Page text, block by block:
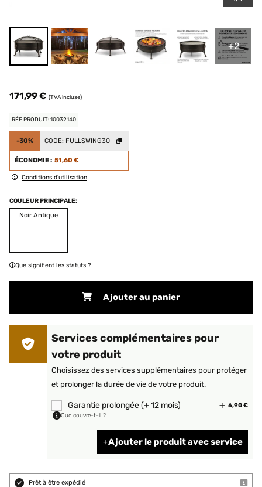
+2
171,99 € (TVA incluse)
RÉF PRODUIT: 10032140
-30% CODE: FULLSWING30
ÉCONOMIE : 51,60 €
Conditions d'utilisation
COULEUR PRINCIPALE:
Noir Antique
Que signifient les statuts ?
Ajouter au panier
Services complémentaires pour
votre produit
Choisissez des services supplémentaires pour protéger
et prolonger la durée de vie de votre produit.
Garantie prolongée (+ 12 mois) 6,90 €
Que couvre-t-il ?
Ajouter le produit avec service
Prêt à être expédié